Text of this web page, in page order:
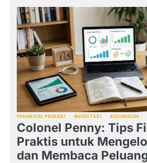
FINANSIAL PRIBADI INVESTASI KEUANGAN
Colonel Penny: Tips
Praktis untuk
dan Membaca